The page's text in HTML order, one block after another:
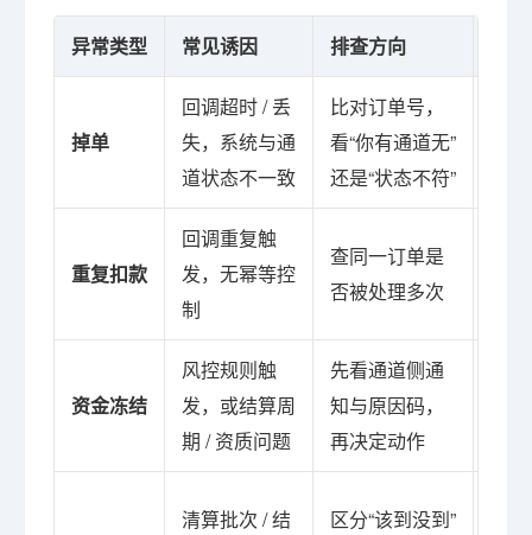
异常类型 常见诱因 排查方向
掉单
回调超时 / 丢
失，系统与通
道状态不一致
比对订单号，
看“你有通道无”
还是“状态不符”
重复扣款
回调重复触
发，无幂等控
制
查同一订单是
否被处理多次
资金冻结
风控规则触
发，或结算周
期 / 资质问题
先看通道侧通
知与原因码，
再决定动作
清算批次 / 结
区分“该到没到”